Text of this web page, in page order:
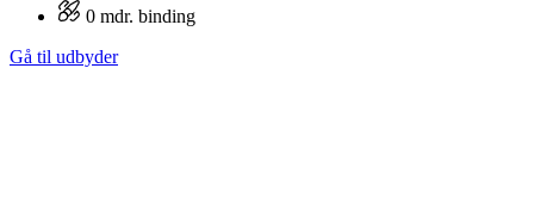
0 mdr. binding
Gå til udbyder